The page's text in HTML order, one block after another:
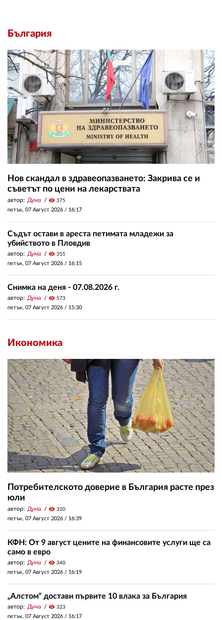
България
Нов скандал в здравеопазването: Закрива се и
съветът по цени на лекарствата
автор: Дума visibility 375
петък, 07 Август 2026 / 16:17
Съдът остави в ареста петимата младежи за
убийството в Пловдив
автор: Дума visibility 355
петък, 07 Август 2026 / 16:15
Снимка на деня - 07.08.2026 г.
автор: Дума visibility 573
петък, 07 Август 2026 / 15:30
Икономика
Потребителското доверие в България расте през
юли
автор: Дума visibility 320
петък, 07 Август 2026 / 16:39
КФН: От 9 август цените на финансовите услуги ще са
само в евро
автор: Дума visibility 340
петък, 07 Август 2026 / 16:19
„Алстом“ достави първите 10 влака за България
автор: Дума visibility 323
петък, 07 Август 2026 / 16:17